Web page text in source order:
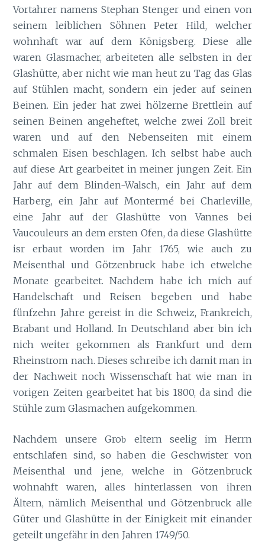
Vortahrer namens Stephan Stenger und einen von
seinem leiblichen Söhnen Peter Hild, welcher
wohnhaft war auf dem Königsberg. Diese alle
waren Glasmacher, arbeiteten alle selbsten in der
Glashütte, aber nicht wie man heut zu Tag das Glas
auf Stühlen macht, sondern ein jeder auf seinen
Beinen. Ein jeder hat zwei hölzerne Brettlein auf
seinen Beinen angeheftet, welche zwei Zoll breit
waren und auf den Nebenseiten mit einem
schmalen Eisen beschlagen. Ich selbst habe auch
auf diese Art gearbeitet in meiner jungen Zeit. Ein
Jahr auf dem Blinden-Walsch, ein Jahr auf dem
Harberg, ein Jahr auf Montermé bei Charleville,
eine Jahr auf der Glashütte von Vannes bei
Vaucouleurs an dem ersten Ofen, da diese Glashütte
isr erbaut worden im Jahr 1765, wie auch zu
Meisenthal und Götzenbruck habe ich etwelche
Monate gearbeitet. Nachdem habe ich mich auf
Handelschaft und Reisen begeben und habe
fünfzehn Jahre gereist in die Schweiz, Frankreich,
Brabant und Holland. In Deutschland aber bin ich
nich weiter gekommen als Frankfurt und dem
Rheinstrom nach. Dieses schreibe ich damit man in
der Nachweit noch Wissenschaft hat wie man in
vorigen Zeiten gearbeitet hat bis 1800, da sind die
Stühle zum Glasmachen aufgekommen.
Nachdem unsere Grob
eltern seelig im Herrn
entschlafen sind, so haben die Geschwister von
Meisenthal und jene, welche in Götzenbruck
wohnahft waren, alles hinterlassen von ihren
Ältern, nämlich Meisenthal und Götzenbruck alle
Güter und Glashütte in der Einigkeit mit einander
geteilt ungefähr in den Jahren 1749/50.